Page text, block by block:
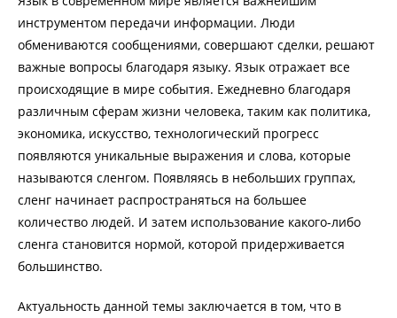
инструментом передачи информации. Люди
обмениваются сообщениями, совершают сделки, решают
важные вопросы благодаря языку. Язык отражает все
происходящие в мире события. Ежедневно благодаря
различным сферам жизни человека, таким как политика,
экономика, искусство, технологический прогресс
появляются уникальные выражения и слова, которые
называются сленгом. Появляясь в небольших группах,
сленг начинает распространяться на большее
количество людей. И затем использование какого-либо
сленга становится нормой, которой придерживается
большинство.
Актуальность данной темы заключается в том, что в